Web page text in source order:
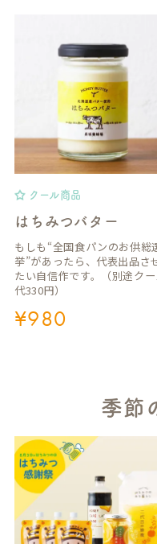
クール商品
はちみつバター
もしも“全国食パンのお供総
挙”があったら、代表出品さ
たい自信作です。（別途ク
代330円）
¥980
季節